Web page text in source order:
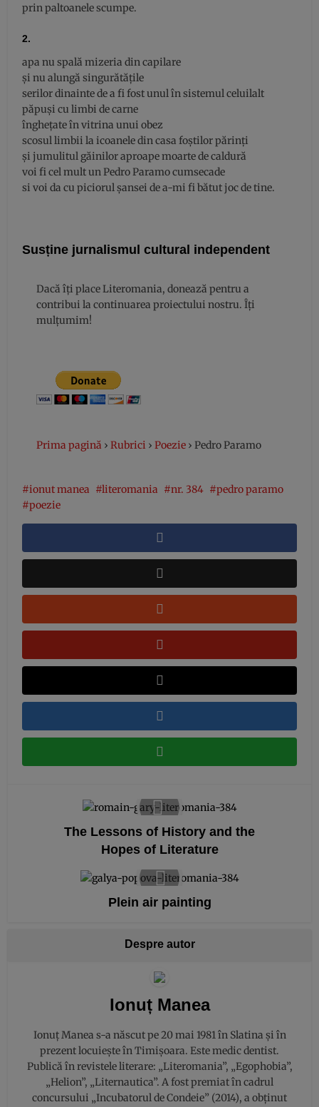
prin paltoanele scumpe.
2.
apa nu spală mizeria din capilare
și nu alungă singurătățile
serilor dinainte de a fi fost unul în sistemul celuilalt
păpuși cu limbi de carne
înghețate în vitrina unui obez
scosul limbii la icoanele din casa foștilor părinți
și jumulitul găinilor aproape moarte de caldură
voi fi cel mult un Pedro Paramo cumsecade
si voi da cu piciorul șansei de a-mi fi bătut joc de tine.
Susține jurnalismul cultural independent
Dacă îți place Literomania, donează pentru a
contribui la continuarea proiectului nostru. Îți
mulțumim!
Prima pagină › Rubrici › Poezie › Pedro Paramo
ionut manea literomania nr. 384
pedro paramo
poezie
The Lessons of History and the
Hopes of Literature
Plein air painting
Despre autor
Ionuț Manea
Ionuţ Manea s-a născut pe 20 mai 1981 în Slatina şi în
prezent locuieşte în Timișoara. Este medic dentist.
Publică în revistele literare: „Literomania”, „Egophobia”,
„Helion”, „Liternautica”. A fost premiat în cadrul
concursului „Incubatorul de Condeie” (2014), a obţinut